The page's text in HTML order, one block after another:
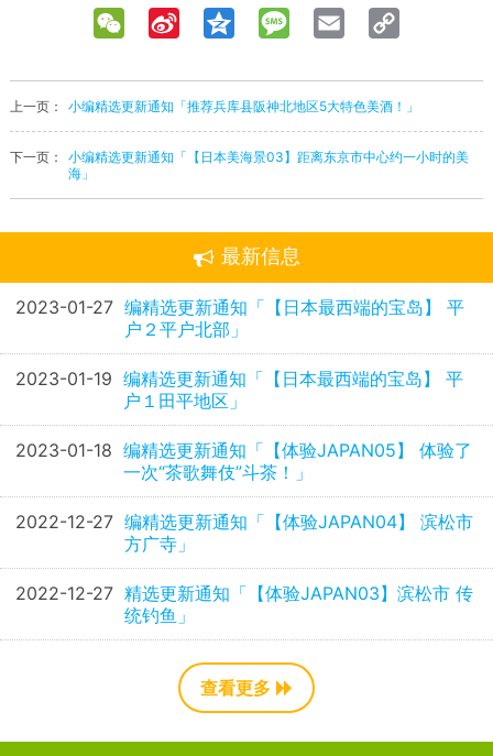
WeChat Sina
Qzone MessageEmail
上一页： 小编精选更新通知「推荐兵库县阪神北地区5大特色美酒！」
下一页：
小编精选更新通知「【日本美海景03】距离东京市中心约一小时的美
海」
最新信息
2023-01-27 编精选更新通知「【日本最西端的宝岛】 平
户２平户北部」
2023-01-19 编精选更新通知「【日本最西端的宝岛】 平
户１田平地区」
2023-01-18 编精选更新通知「【体验JAPAN05】 体验了
一次“茶歌舞伎”斗茶！」
2022-12-27 编精选更新通知「【体验JAPAN04】 滨松市
方广寺」
2022-12-27 精选更新通知「【体验JAPAN03】滨松市 传
统钓鱼」
查看更多